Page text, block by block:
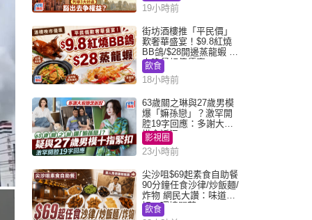
19小時前
街坊酒樓推「平民價」
歎奢華盛宴！$9.8紅燒
BB鴿/$28開邊蒸龍蝦 3
大晚餐超值優惠
飲食
18小時前
63歲關之琳與27歲男模
爆「嫲孫戀」？激罕開
腔19字回應：多謝大家
掛念近況
影視圈
23小時前
尖沙咀$69起素食自助餐
90分鐘任食沙律/炒飯麵/
炸物 網民大讚：味道
好，環境闊落
飲食